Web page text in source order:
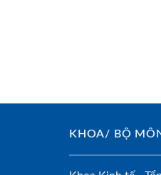
KHOA/ BỘ